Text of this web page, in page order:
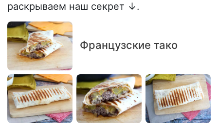
раскрываем наш секрет ↓.
Французские тако